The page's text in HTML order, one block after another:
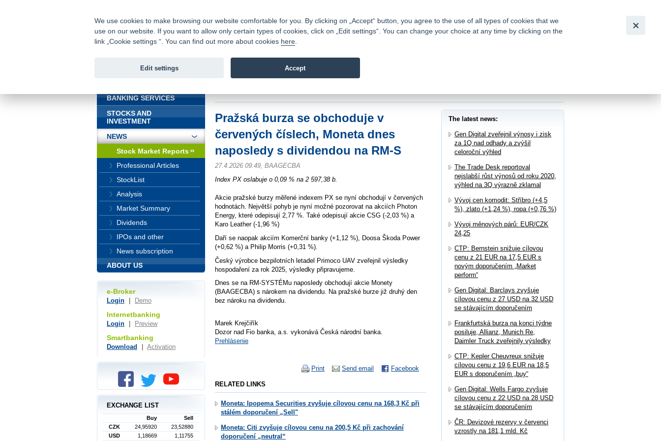
Fio bank
Fio banka is a modern Czech financial institution that stands out for
providing fee-free general banking services and adept facilitation of
Pražská burza se obchoduje v
červených číslech, Moneta dnes
naposledy s dividendou na RM-S
27.4.2026 09:49, BAAGECBA
Index PX oslabuje o 0,09 % na 2 597,38 b.
Akcie pražské burzy měřené indexem PX se nyní obchodují v červených
hodnotách. Největší pohyb je nyní možné pozorovat na akciích Photon
Energy, které odepisují 2,77 %. Také odepisují akcie CSG (-2,03 %) a
Karo Leather (-1,96 %)
Daří se naopak akciím Komerční banky (+1,12 %), Doosa Škoda Power
(+0,62 %) a Philip Morris (+0,31 %).
Český výrobce bezpilotních letadel Primoco UAV zveřejnil výsledky
hospodaření za rok 2025, výsledky připravujeme.
Dnes se na RM-SYSTÉMu naposledy obchodují akcie Monety
(BAAGECBA) s nárokem na dividendu. Na pražské burze již druhý den
bez nároku na dividendu.
Marek Krejčiřík
Dozor nad Fio banka, a.s. vykonává Česká národní banka.
Prehlásenie
Facebook
Send email
Print
RELATED LINKS
Moneta: Ipopema Securities zvyšuje cílovou cenu na 168,3 Kč při
stálém doporučení „Sell"
Moneta: Citi zvyšuje cílovou cenu na 200,5 Kč při zachování
doporučení „neutral“
The latest news:
Gen Digital zveřejnil výnosy i zisk
za 1Q nad odhady a zvýšil
celoroční výhled
The Trade Desk reportoval
nejslabší růst výnosů od roku 2020,
výhled na 3Q výrazně zklamal
Vývoj cen komodit: Stříbro (+4,5
%), zlato (+1,24 %), ropa (+0,76 %)
Vývoj měnových párů: EUR/CZK
24,25
CTP: Bernstein snižuje cílovou
cenu z 21 EUR na 17,5 EUR s
novým doporučením „Market
perform“
Gen Digital: Barclays zvyšuje
cílovou cenu z 27 USD na 32 USD
se stávajícím doporučením
Frankfurtská burza na konci týdne
posiluje, Allianz, Munich Re,
Daimler Truck zveřejnily výsledky
CTP: Kepler Cheuvreux snižuje
cílovou cenu z 19,6 EUR na 18,5
EUR s doporučením „buy“
Gen Digital: Wells Fargo zvyšuje
cílovou cenu z 22 USD na 28 USD
se stávajícím doporučením
ČR: Devizové rezervy v červenci
vzrostly na 181,1 mld. Kč
BANKING SERVICES
STOCKS AND
INVESTMENT
NEWS
Stock Market Reports
Professional Articles
StockList
Analysis
Market Summary
Dividends
IPOs and other
News subscription
ABOUT US
e-Broker
Login Demo
Internetbanking
Login Preview
Smartbanking
Download Activation
EXCHANGE LIST
Buy
Sell
CZK
24,95920
23,52880
USD
1,18669 1,11755
We use cookies to make browsing our website comfortable for you. By clicking on „Accept“ button, you agree to the use of all types of cookies that we
use on our website. If you want to allow only certain types of cookies, click on „Edit settings“. You can change your choice at any time by clicking on the
link „Cookie settings “. You can find out more about cookies here
Edit settings Accept